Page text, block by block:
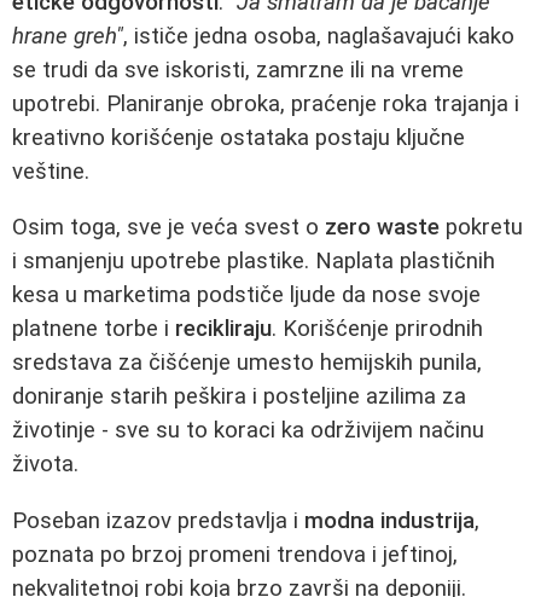
hrane greh", ističe jedna osoba, naglašavajući kako
se trudi da sve iskoristi, zamrzne ili na vreme
upotrebi. Planiranje obroka, praćenje roka trajanja i
kreativno korišćenje ostataka postaju ključne
veštine.
Osim toga, sve je veća svest o zero waste pokretu
i smanjenju upotrebe plastike. Naplata plastičnih
kesa u marketima podstiče ljude da nose svoje
platnene torbe i recikliraju. Korišćenje prirodnih
sredstava za čišćenje umesto hemijskih punila,
doniranje starih peškira i posteljine azilima za
životinje - sve su to koraci ka održivijem načinu
života.
Poseban izazov predstavlja i modna industrija,
poznata po brzoj promeni trendova i jeftinoj,
nekvalitetnoj robi koja brzo završi na deponiji.